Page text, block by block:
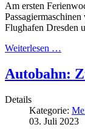
Am ersten
Flughafen Dresden
Weiterlesen …
Autobahn:
Details
Kategorie:
03. Juli 2023